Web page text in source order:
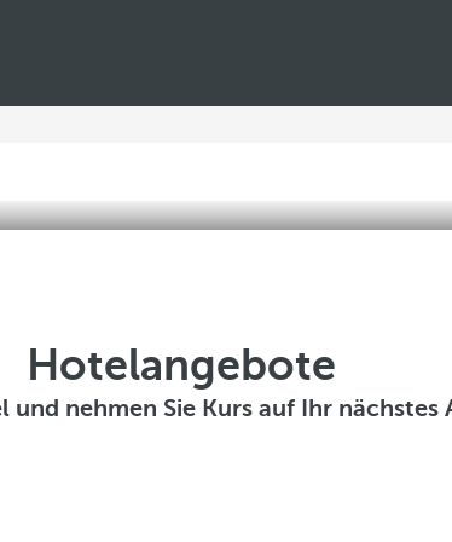
Hotelangebote
und nehmen Sie Kurs auf Ihr nächstes